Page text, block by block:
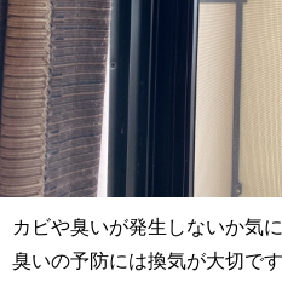
カビや臭いが発生しないか気
臭いの予防には換気が大切です